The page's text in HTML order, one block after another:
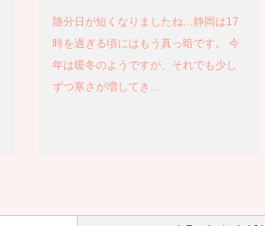
随分日が短くなりましたね…静岡は17
時を過ぎる頃にはもう真っ暗です。 今
年は暖冬のようですが、それでも少し
ずつ寒さが増してき…